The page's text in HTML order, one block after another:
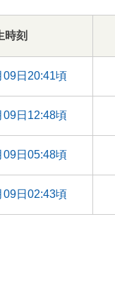
時刻
09日20:41頃
09日12:48頃
09日05:48頃
09日02:43頃